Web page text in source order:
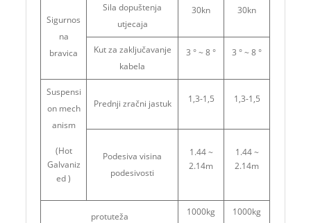
Sigurnos
na
bravica
Sila dopuštenja
utjecaja
30kn 30kn
Kut za zaključavanje
kabela
3 ° ~ 8 ° 3 ° ~ 8 °
Suspensi
on mech
anism
(Hot
Galvaniz
ed )
Prednji zračni jastuk 1,3-1,5 1,3-1,5
Podesiva visina
podesivosti
1.44 ~
2.14m
1.44 ~
2.14m
protuteža 1000kg 1000kg